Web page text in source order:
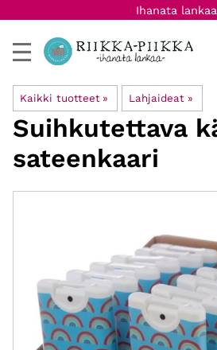
Ihanata
Kaikki tuotteet ‪» Lahjaideat ‪»
Suihkutettava
sateenkaari